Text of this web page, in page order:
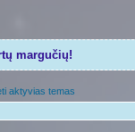
margučių!
aktyvias temas